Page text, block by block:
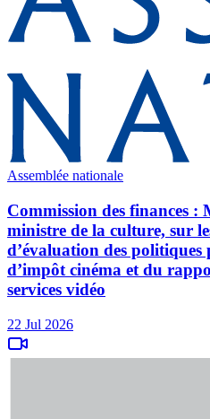
Assemblée nationale
Commission des finances :
ministre de la culture, sur
d’évaluation des
d’impôt cinéma et du
services vidéo
22 Jul 2026